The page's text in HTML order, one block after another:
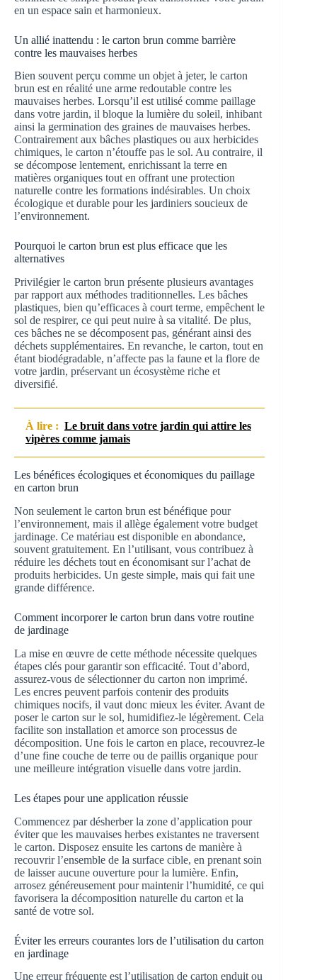
en un espace sain et harmonieux.
Un allié inattendu : le carton brun comme barrière
contre les mauvaises herbes
Bien souvent perçu comme un objet à jeter, le carton
brun est en réalité une arme redoutable contre les
mauvaises herbes. Lorsqu’il est utilisé comme paillage
dans votre jardin, il bloque la lumière du soleil, inhibant
ainsi la germination des graines de mauvaises herbes.
Contrairement aux bâches plastiques ou aux herbicides
chimiques, le carton n’étouffe pas le sol. Au contraire, il
se décompose lentement, enrichissant la terre en
matières organiques tout en offrant une protection
naturelle contre les formations indésirables. Un choix
écologique et durable pour les jardiniers soucieux de
l’environnement.
Pourquoi le carton brun est plus efficace que les
alternatives
Privilégier le carton brun présente plusieurs avantages
par rapport aux méthodes traditionnelles. Les bâches
plastiques, bien qu’efficaces à court terme, empêchent le
sol de respirer, ce qui peut nuire à sa vitalité. De plus,
ces bâches ne se décomposent pas, générant ainsi des
déchets supplémentaires. En revanche, le carton, tout en
étant biodégradable, n’affecte pas la faune et la flore de
votre jardin, préservant un écosystème riche et
diversifié.
À lire : Le bruit dans votre jardin qui attire les
vipères comme jamais
Les bénéfices écologiques et économiques du paillage
en carton brun
Non seulement le carton brun est bénéfique pour
l’environnement, mais il allège également votre budget
jardinage. Ce matériau est disponible en abondance,
souvent gratuitement. En l’utilisant, vous contribuez à
réduire les déchets tout en économisant sur l’achat de
produits herbicides. Un geste simple, mais qui fait une
grande différence.
Comment incorporer le carton brun dans votre routine
de jardinage
La mise en œuvre de cette méthode nécessite quelques
étapes clés pour garantir son efficacité. Tout d’abord,
assurez-vous de sélectionner du carton non imprimé.
Les encres peuvent parfois contenir des produits
chimiques nocifs, il vaut donc mieux les éviter. Avant de
poser le carton sur le sol, humidifiez-le légèrement. Cela
facilite son installation et amorce son processus de
décomposition. Une fois le carton en place, recouvrez-le
d’une fine couche de terre ou de paillis organique pour
une meilleure intégration visuelle dans votre jardin.
Les étapes pour une application réussie
Commencez par désherber la zone d’application pour
éviter que les mauvaises herbes existantes ne traversent
le carton. Disposez ensuite les cartons de manière à
recouvrir l’ensemble de la surface cible, en prenant soin
de laisser aucune ouverture pour la lumière. Enfin,
arrosez généreusement pour maintenir l’humidité, ce qui
favorisera la décomposition naturelle du carton et la
santé de votre sol.
Éviter les erreurs courantes lors de l’utilisation du carton
en jardinage
Une erreur fréquente est l’utilisation de carton enduit ou